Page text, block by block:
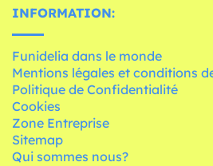
INFORMATION:
Funidelia dans le monde
Mentions légales et conditions
Politique de Confidentialité
Cookies
Zone Entreprise
Sitemap
Qui sommes nous?